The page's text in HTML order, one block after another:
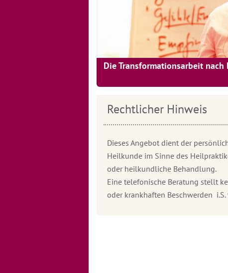
Die Transformationsarbeit nach
Rechtlicher Hinweis
Dieses Angebot dient der
Heilkunde im Sinne des
oder heilkundliche Behandlung.
Eine telefonische Beratung stellt
oder krankhaften Beschwerden